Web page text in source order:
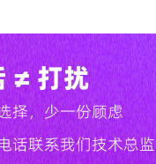
≠ 打扰
择，少一份顾虑
话联系我们技术总监